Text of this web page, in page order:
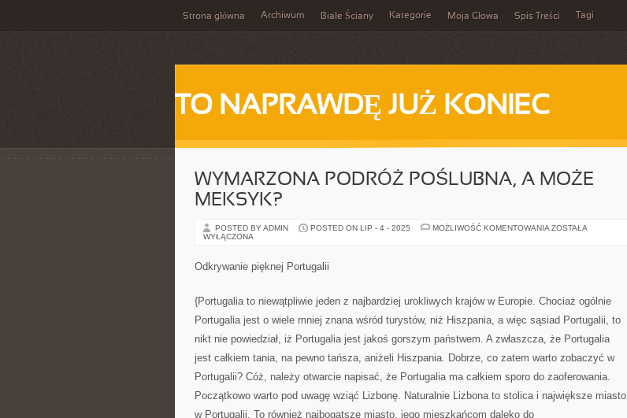
Strona główna Archiwum Białe Ściany Kategorie Moja Głowa Spis Treści Tagi
TO NAPRAWDĘ JUŻ KONIEC
WYMARZONA PODRÓŻ POŚLUBNA, A MOŻE
MEKSYK?
POSTED BY ADMIN POSTED ON LIP - 4 - 2025 MOŻLIWOŚĆ KOMENTOWANIA WYMARZONA
ZOSTAŁA
WYŁĄCZONA
Odkrywanie pięknej Portugalii
{Portugalia to niewątpliwie jeden z najbardziej urokliwych krajów w Europie. Chociaż ogólnie
Portugalia jest o wiele mniej znana wśród turystów, niż Hiszpania, a więc sąsiad Portugalii, to
nikt nie powiedział, iż Portugalia jest jakoś gorszym państwem. A zwłaszcza, że Portugalia
jest całkiem tania, na pewno tańsza, aniżeli Hiszpania. Dobrze, co zatem warto zobaczyć w
Portugalii? Cóż, należy otwarcie napisać, że Portugalia ma całkiem sporo do zaoferowania.
Początkowo warto pod uwagę wziąć Lizbonę. Naturalnie Lizbona to stolica i największe miasto
w Portugalii. To również najbogatsze miasto, jego mieszkańcom daleko do